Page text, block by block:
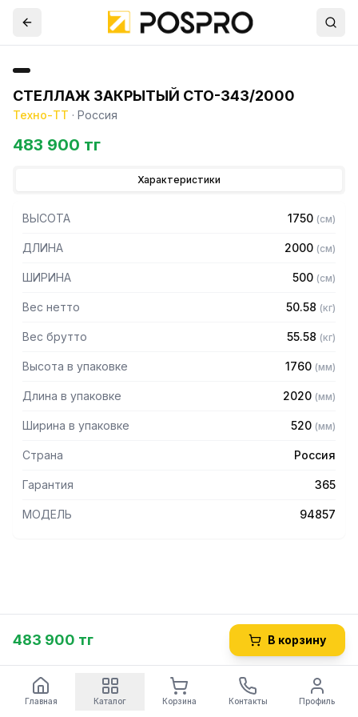
СТЕЛЛАЖ ЗАКРЫТЫЙ СТО-343/2000
Техно-ТТ · Россия
483 900 тг
Характеристики
ВЫСОТА 1750 (см)
ДЛИНА 2000 (см)
ШИРИНА 500 (см)
Вес нетто 50.58 (кг)
Вес брутто 55.58 (кг)
Высота в упаковке 1760 (мм)
Длина в упаковке 2020 (мм)
Ширина в упаковке 520 (мм)
Страна Россия
Гарантия 365
МОДЕЛЬ 94857
483 900 тг В корзину
Главная Каталог Корзина Контакты Профиль